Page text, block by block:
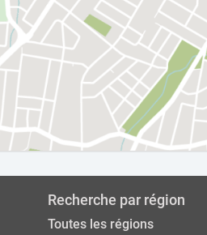
Recherche par région
Toutes les régions